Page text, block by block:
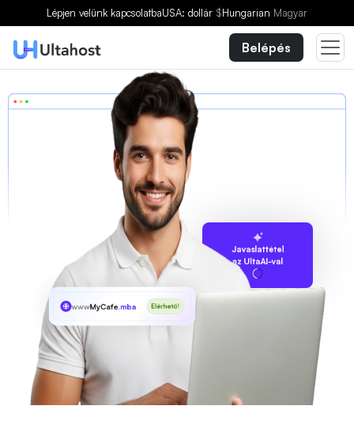
Lépjen velünk kapcsolatbaUSA: dollár $Hungarian Magyar
Belépés
Javaslattétel
az UltaAI-val
wwwMyCafe.mba Elérhető!